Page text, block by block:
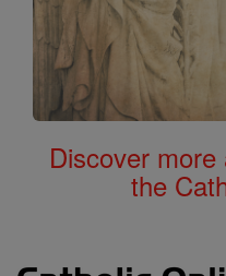
Discover
the